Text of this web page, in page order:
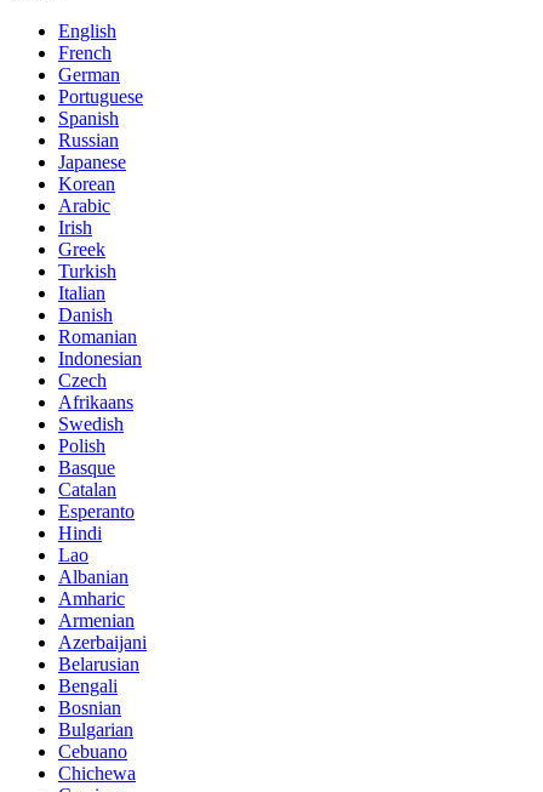
English
French
German
Portuguese
Spanish
Russian
Japanese
Korean
Arabic
Irish
Greek
Turkish
Italian
Danish
Romanian
Indonesian
Czech
Afrikaans
Swedish
Polish
Basque
Catalan
Esperanto
Hindi
Lao
Albanian
Amharic
Armenian
Azerbaijani
Belarusian
Bengali
Bosnian
Bulgarian
Cebuano
Chichewa